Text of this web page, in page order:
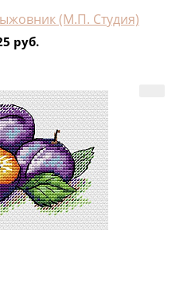
(М.П. Студия)
руб.